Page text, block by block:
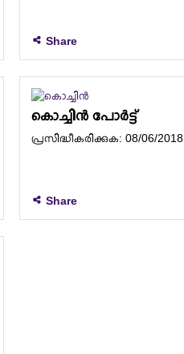
Share
കൊച്ചിൻ പോർട്ട്
പ്രസിദ്ധീകരിക്കുക: 08/06/2018
Share